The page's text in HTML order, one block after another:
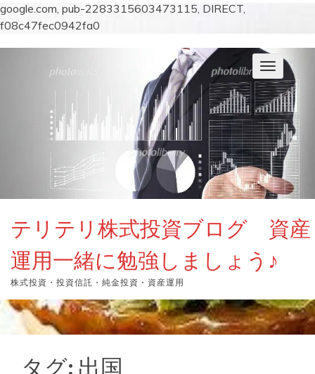
google.com, pub-2283315603473115, DIRECT,
f08c47fec0942fa0
ナ
ビ
ゲ
ー
シ
ョ
ン
を
切
り
替
テリテリ株式投資ブログ 資産
運用一緒に勉強しましょう♪
株式投資・投資信託・純金投資・資産運用
タグ: 出国